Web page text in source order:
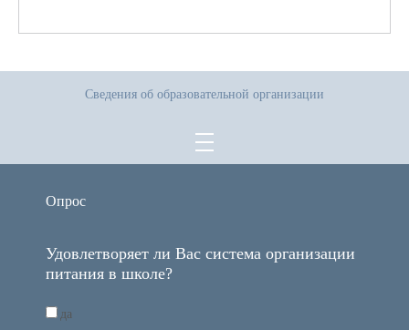
Сведения об образовательной организации
Опрос
Удовлетворяет ли Вас система организации
питания в школе?
да